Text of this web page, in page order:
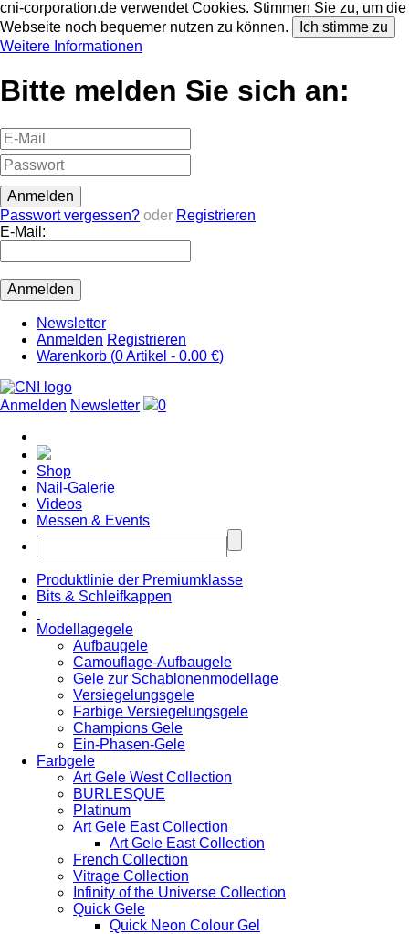
cni-corporation.de verwendet Cookies. Stimmen Sie zu, um die
Webseite noch bequemer nutzen zu können.
Ich stimme zu
Weitere Informationen
Bitte melden Sie sich an:
Passwort vergessen? oder Registrieren
E-Mail:
Newsletter
Anmelden Registrieren
Warenkorb (0Artikel - 0.00 €)
Anmelden Newsletter 0
Shop
Nail-Galerie
Videos
Messen & Events
Produktlinie der Premiumklasse
Bits & Schleifkappen
Modellagegele
Aufbaugele
Camouflage-Aufbaugele
Gele zur Schablonenmodellage
Versiegelungsgele
Farbige Versiegelungsgele
Champions Gele
Ein-Phasen-Gele
Farbgele
Art Gele West Collection
BURLESQUE
Platinum
Art Gele East Collection
Art Gele East Collection
French Collection
Vitrage Collection
Infinity of the Universe Collection
Quick Gele
Quick Neon Colour Gel